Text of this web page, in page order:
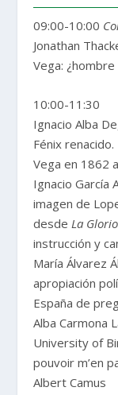
09:00-10:00
Jonathan
Vega:
10:00-11:30
Ignacio Alba
Fénix
Vega en 1862
Ignacio García
imagen de
desde La
instrucción y
María Álvarez
apropiación
España de
Alba Carmona
University of
pouvoir m’en
Albert Camus